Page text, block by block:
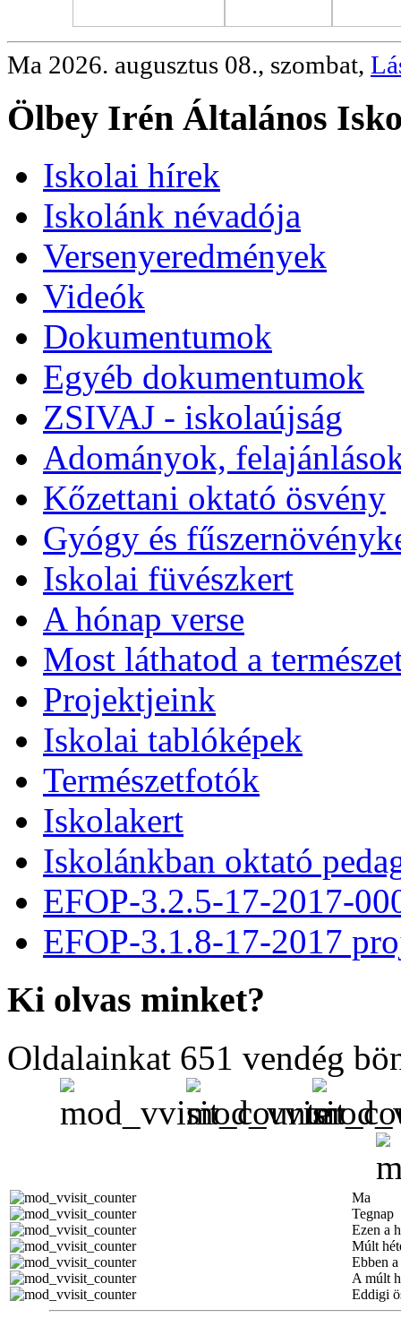
Ma 2026. augusztus 08., szombat,
Ölbey Irén Általános
Iskolai hírek
Iskolánk névadója
Versenyeredmények
Videók
Dokumentumok
Egyéb dokumentumok
ZSIVAJ - iskolaújság
Adományok,
Kőzettani oktató ösvény
Gyógy és
Iskolai füvészkert
A hónap verse
Most láthatod a
Projektjeink
Iskolai tablóképek
Természetfotók
Iskolakert
Iskolánkban oktató
EFOP-3.2.5-17-2017-
EFOP-3.1.8-17-2017
Ki olvas minket?
Oldalainkat 651 vendég
Ma
Tegnap
Ezen a
Múlt
Ebben
A múlt
Eddigi